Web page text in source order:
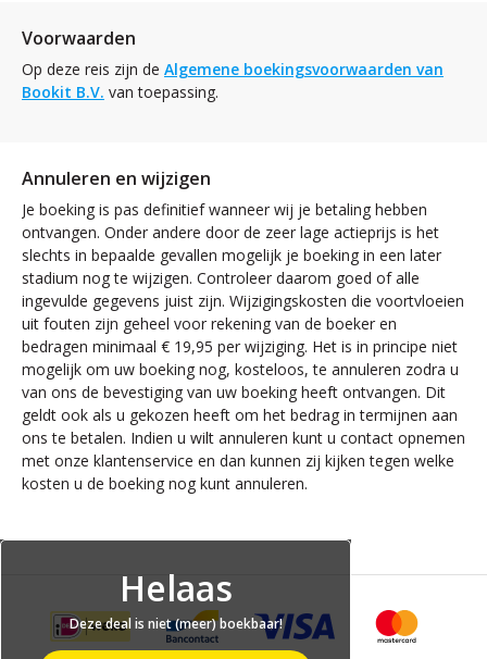
Voorwaarden
Op deze reis zijn de Algemene boekingsvoorwaarden van
Bookit B.V. van toepassing.
Annuleren en wijzigen
Je boeking is pas definitief wanneer wij je betaling hebben
ontvangen. Onder andere door de zeer lage actieprijs is het
slechts in bepaalde gevallen mogelijk je boeking in een later
stadium nog te wijzigen. Controleer daarom goed of alle
ingevulde gegevens juist zijn. Wijzigingskosten die voortvloeien
uit fouten zijn geheel voor rekening van de boeker en
bedragen minimaal € 19,95 per wijziging. Het is in principe niet
mogelijk om uw boeking nog, kosteloos, te annuleren zodra u
van ons de bevestiging van uw boeking heeft ontvangen. Dit
geldt ook als u gekozen heeft om het bedrag in termijnen aan
ons te betalen. Indien u wilt annuleren kunt u contact opnemen
met onze klantenservice en dan kunnen zij kijken tegen welke
kosten u de boeking nog kunt annuleren.
Helaas
Deze deal is niet (meer) boekbaar!